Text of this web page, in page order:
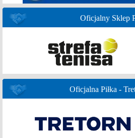
Oficjalny Sklep
Oficjalna Piłka -